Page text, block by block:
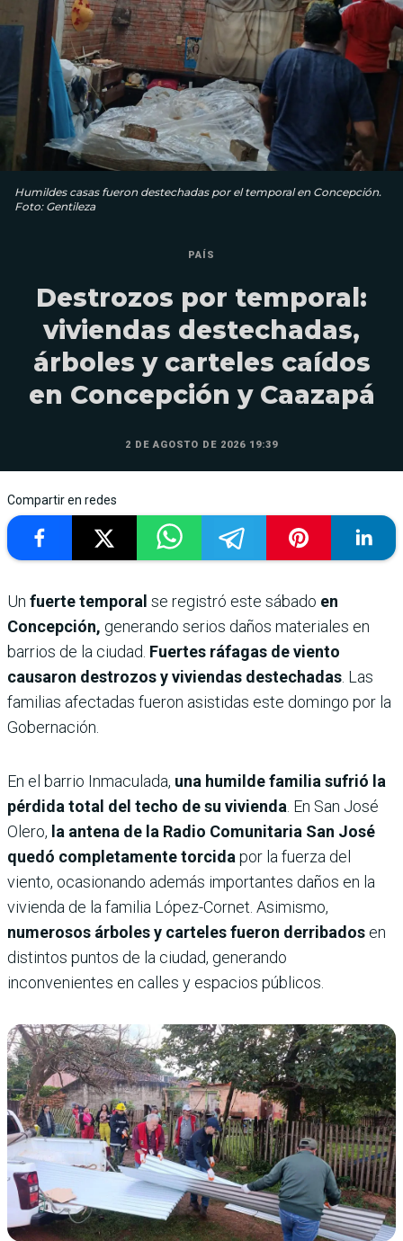
Humildes casas fueron destechadas por el temporal en Concepción.
Foto: Gentileza
PAÍS
Destrozos por temporal:
viviendas destechadas,
árboles y carteles caídos
en Concepción y Caazapá
2 DE AGOSTO DE 2026 19:39
Compartir en redes
Un fuerte temporal se registró este sábado en
Concepción, generando serios daños materiales en
barrios de la ciudad. Fuertes ráfagas de viento
causaron destrozos y viviendas destechadas . Las
familias afectadas fueron asistidas este domingo por la
Gobernación.
En el barrio Inmaculada, una humilde familia sufrió la
pérdida total del techo de su vivienda . En San José
Olero, la antena de la Radio Comunitaria San José
quedó completamente torcida por la fuerza del
viento, ocasionando además importantes daños en la
vivienda de la familia López-Cornet. Asimismo,
numerosos árboles y carteles fueron derribados en
distintos puntos de la ciudad, generando
inconvenientes en calles y espacios públicos.